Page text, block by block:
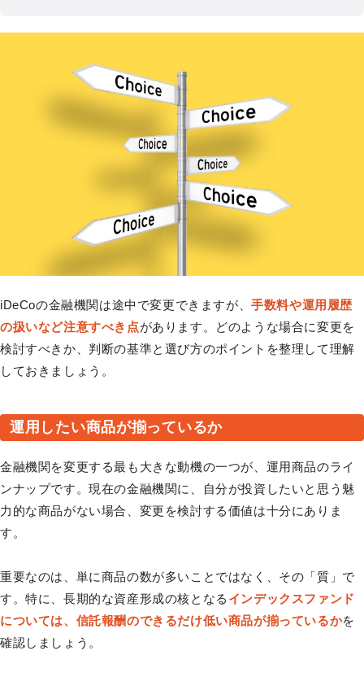
iDeCoの金融機関は途中で変更できますが、手数料や運用履歴
の扱いなど注意すべき点があります。どのような場合に変更を
検討すべきか、判断の基準と選び方のポイントを整理して理解
しておきましょう。
運用したい商品が揃っているか
金融機関を変更する最も大きな動機の一つが、運用商品のライ
ンナップです。現在の金融機関に、自分が投資したいと思う魅
力的な商品がない場合、変更を検討する価値は十分にありま
す。
重要なのは、単に商品の数が多いことではなく、その「質」で
す。特に、長期的な資産形成の核となる インデックスファンド
については、信託報酬のできるだけ低い商品が揃っているかを
確認しましょう。